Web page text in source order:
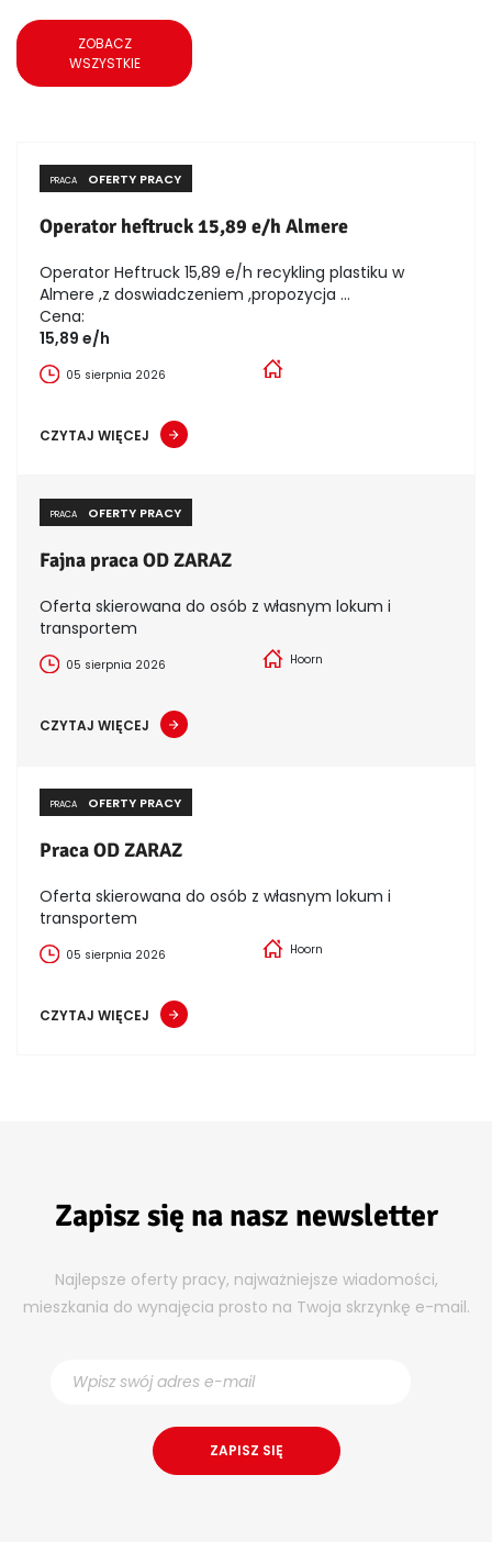
ZOBACZ
WSZYSTKIE
PRACA OFERTY PRACY
Operator heftruck 15,89 e/h Almere
Operator Heftruck 15,89 e/h recykling plastiku w
Almere ,z doswiadczeniem ,propozycja ...
Cena:
15,89 e/h
05 sierpnia 2026
CZYTAJ WIĘCEJ
PRACA OFERTY PRACY
Fajna praca OD ZARAZ
Oferta skierowana do osób z własnym lokum i
transportem
05 sierpnia 2026 Hoorn
CZYTAJ WIĘCEJ
PRACA OFERTY PRACY
Praca OD ZARAZ
Oferta skierowana do osób z własnym lokum i
transportem
05 sierpnia 2026 Hoorn
CZYTAJ WIĘCEJ
Zapisz się na nasz newsletter
Najlepsze oferty pracy, najważniejsze wiadomości,
mieszkania do wynajęcia prosto na Twoja skrzynkę e-mail.